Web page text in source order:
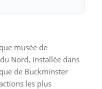
musée de
Nord, installée dans
de Buckminster
les plus